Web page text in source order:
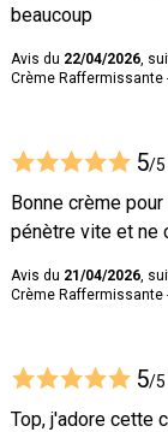
beaucoup
Avis du 22/04/2026,
Crème Raffermissante
5/5
Bonne crème
pénètre vite et ne
Avis du 21/04/2026,
Crème Raffermissante
5/5
Top, j'adore cette